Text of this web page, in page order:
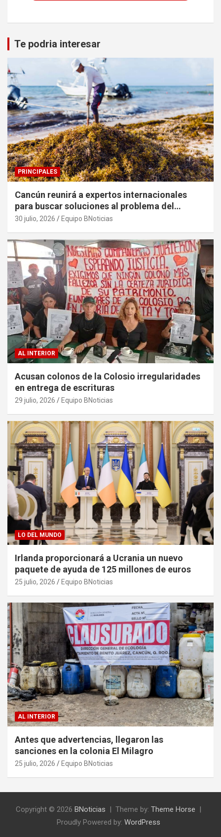
Te podria interesar
PRINCIPALES
Cancún reunirá a expertos internacionales
para buscar soluciones al problema del
sargazo
30 julio, 2026 Equipo BNoticias
AL INTERIOR
Acusan colonos de la Colosio irregularidades
en entrega de escrituras
29 julio, 2026 Equipo BNoticias
LO DEL MUNDO
Irlanda proporcionará a Ucrania un nuevo
paquete de ayuda de 125 millones de euros
25 julio, 2026 Equipo BNoticias
AL INTERIOR
Antes que advertencias, llegaron las
sanciones en la colonia El Milagro
25 julio, 2026 Equipo BNoticias
Copyright © 2026 BNoticias Theme by: Theme Horse
Proudly Powered by: WordPress